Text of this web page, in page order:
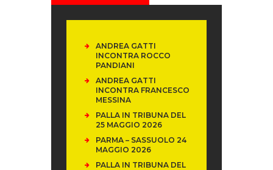
ANDREA GATTI
INCONTRA ROCCO
PANDIANI
ANDREA GATTI
INCONTRA FRANCESCO
MESSINA
PALLA IN TRIBUNA DEL
25 MAGGIO 2026
PARMA – SASSUOLO 24
MAGGIO 2026
PALLA IN TRIBUNA DEL